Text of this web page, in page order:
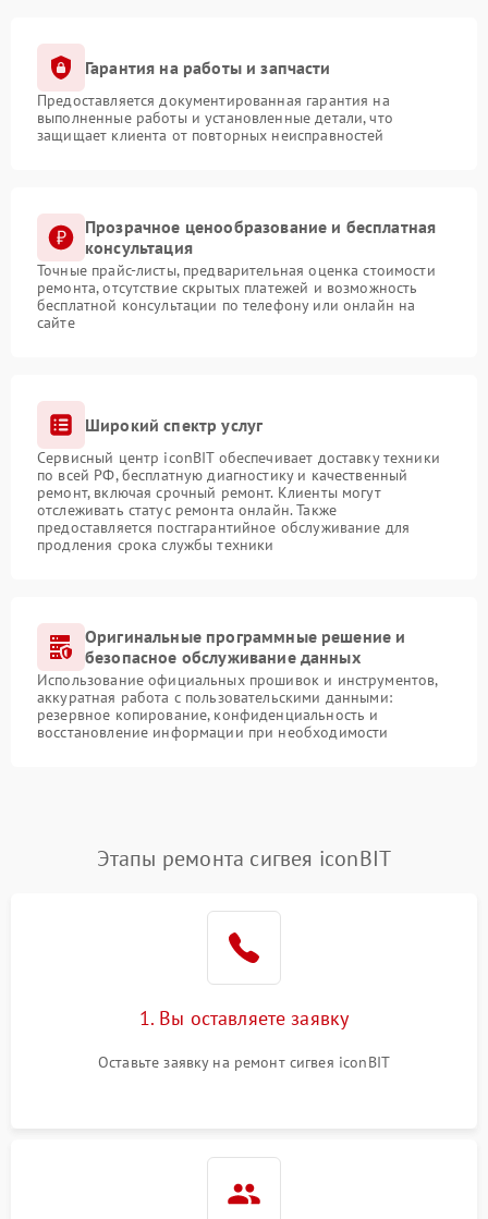
Гарантия на работы и запчасти
Предоставляется документированная гарантия на
выполненные работы и установленные детали, что
защищает клиента от повторных неисправностей
Прозрачное ценообразование и бесплатная
консультация
Точные прайс-листы, предварительная оценка стоимости
ремонта, отсутствие скрытых платежей и возможность
бесплатной консультации по телефону или онлайн на
сайте
Широкий спектр услуг
Сервисный центр iconBIT обеспечивает доставку техники
по всей РФ, бесплатную диагностику и качественный
ремонт, включая срочный ремонт. Клиенты могут
отслеживать статус ремонта онлайн. Также
предоставляется постгарантийное обслуживание для
продления срока службы техники
Оригинальные программные решение и
безопасное обслуживание данных
Использование официальных прошивок и инструментов,
аккуратная работа с пользовательскими данными:
резервное копирование, конфиденциальность и
восстановление информации при необходимости
Этапы ремонта сигвея iconBIT
1. Вы оставляете заявку
Оставьте заявку на ремонт сигвея iconBIT